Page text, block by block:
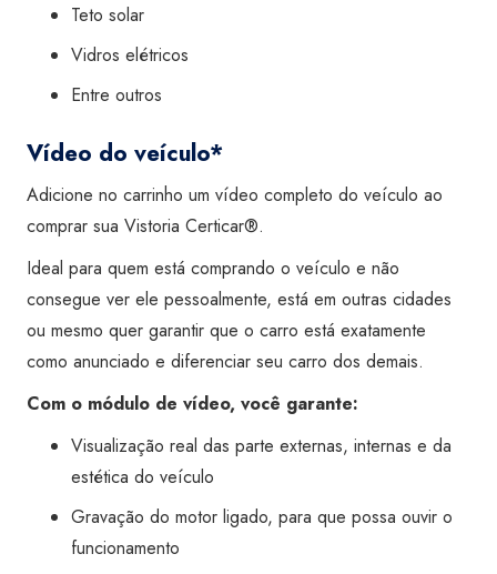
Teto solar
Vidros elétricos
Entre outros
Vídeo do veículo*
Adicione no carrinho um vídeo completo do veículo ao
comprar sua Vistoria Certicar®.
Ideal para quem está comprando o veículo e não
consegue ver ele pessoalmente, está em outras cidades
ou mesmo quer garantir que o carro está exatamente
como anunciado e diferenciar seu carro dos demais.
Com o módulo de vídeo, você garante:
Visualização real das parte externas, internas e da
estética do veículo
Gravação do motor ligado, para que possa ouvir o
funcionamento